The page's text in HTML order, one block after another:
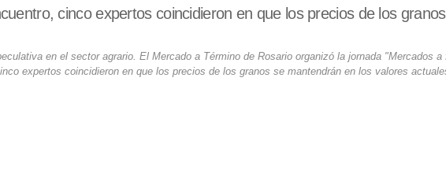
cinco expertos coincidieron en que los precios de los
en el sector agrario. El Mercado a Término de Rosario organizó la jornada "Mercados a
expertos coincidieron en que los precios de los granos se mantendrán en los valores